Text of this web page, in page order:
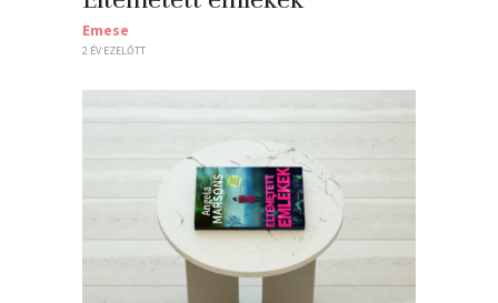
Emese
2 ÉV EZELŐTT